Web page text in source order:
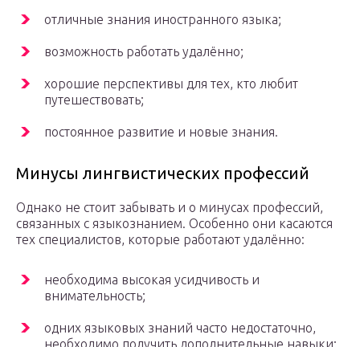
отличные знания иностранного языка;
возможность работать удалённо;
хорошие перспективы для тех, кто любит
путешествовать;
постоянное развитие и новые знания.
Минусы лингвистических профессий
Однако не стоит забывать и о минусах профессий,
связанных с языкознанием. Особенно они касаются
тех специалистов, которые работают удалённо:
необходима высокая усидчивость и
внимательность;
одних языковых знаний часто недостаточно,
необходимо получить дополнительные навыки;